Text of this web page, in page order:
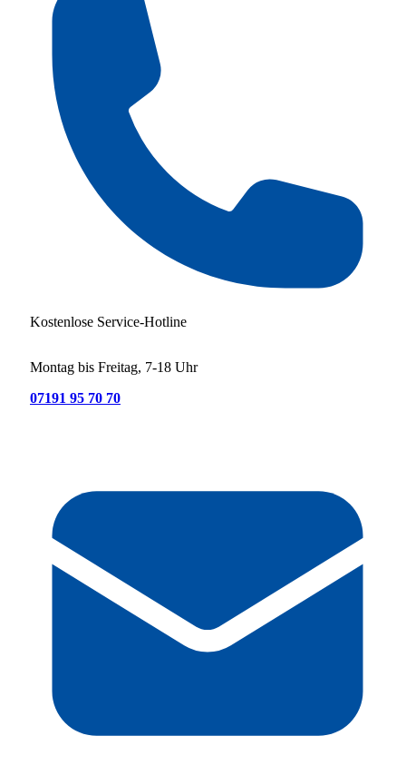
Kostenlose Service-Hotline
Montag bis Freitag, 7-18 Uhr
07191 95 70 70